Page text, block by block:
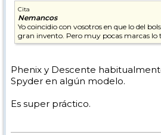
Cita
Nemancos
Yo coincidio con vosotros en que lo del
gran invento. Pero muy pocas marcas lo
Phenix y Descente
Spyder en algún modelo.
Es super práctico.